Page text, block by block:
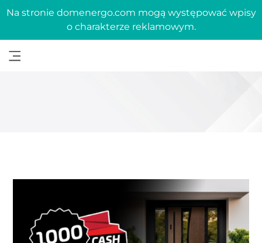
Na stronie domenergo.com mogą występować wpisy
o charakterze reklamowym.